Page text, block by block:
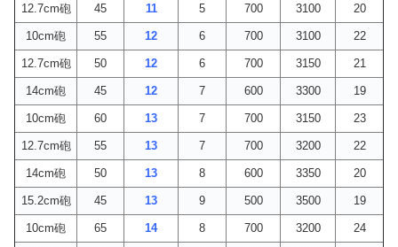
12.7cm砲 45 11 5 700 3100 20
10cm砲 55 12 6 700 3100 22
12.7cm砲 50 12 6 700 3150 21
14cm砲 45 12 7 600 3300 19
10cm砲 60 13 7 700 3150 23
12.7cm砲 55 13 7 700 3200 22
14cm砲 50 13 8 600 3350 20
15.2cm砲 45 13 9 500 3500 19
10cm砲 65 14 8 700 3200 24